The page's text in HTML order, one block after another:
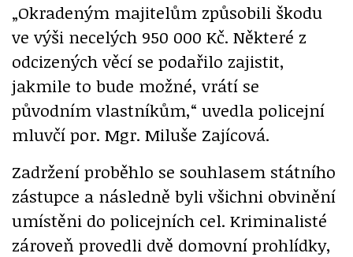
„Okradeným majitelům způsobili škodu
ve výši necelých 950 000 Kč. Některé z
odcizených věcí se podařilo zajistit,
jakmile to bude možné, vrátí se
původním vlastníkům,“ uvedla policejní
mluvčí por. Mgr. Miluše Zajícová.
Zadržení proběhlo se souhlasem státního
zástupce a následně byli všichni obvinění
umístěni do policejních cel. Kriminalisté
zároveň provedli dvě domovní prohlídky,